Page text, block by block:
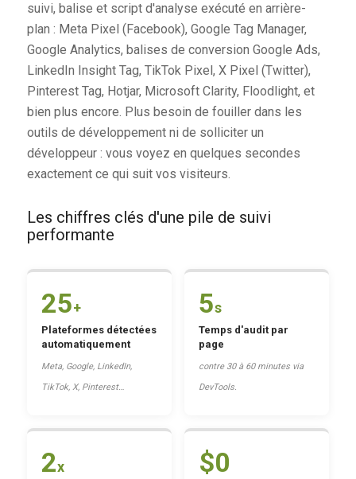
suivi, balise et script d'analyse exécuté en arrière-
plan : Meta Pixel (Facebook), Google Tag Manager,
Google Analytics, balises de conversion Google Ads,
LinkedIn Insight Tag, TikTok Pixel, X Pixel (Twitter),
Pinterest Tag, Hotjar, Microsoft Clarity, Floodlight, et
bien plus encore. Plus besoin de fouiller dans les
outils de développement ni de solliciter un
développeur : vous voyez en quelques secondes
exactement ce qui suit vos visiteurs.
Les chiffres clés d'une pile de suivi
performante
25+
Plateformes détectées
automatiquement
Meta, Google, LinkedIn,
TikTok, X, Pinterest…
5s
Temps d'audit par
page
contre 30 à 60 minutes via
DevTools.
2x $0